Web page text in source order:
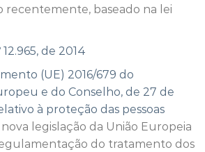
recentemente, baseado na lei
12.965, de 2014
(UE) 2016/679 do
e do Conselho, de 27 de
à proteção das pessoas
legislação da União Europeia
do tratamento dos